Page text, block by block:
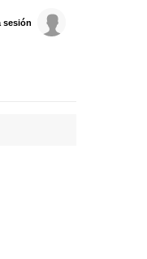
sesión